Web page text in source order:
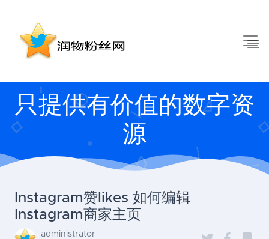
只提供有价值的数字资
源
Instagram赞likes 如何编辑
Instagram商家主页
administrator